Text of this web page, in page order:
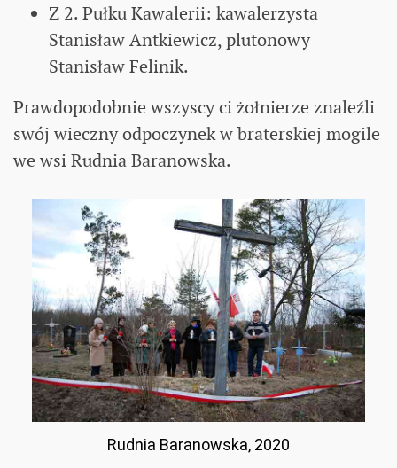
Z 2. Pułku Kawalerii: kawalerzysta
Stanisław Antkiewicz, plutonowy
Stanisław Felinik.
Prawdopodobnie wszyscy ci żołnierze znaleźli
swój wieczny odpoczynek w braterskiej mogile
we wsi Rudnia Baranowska.
Rudnia Baranowska, 2020